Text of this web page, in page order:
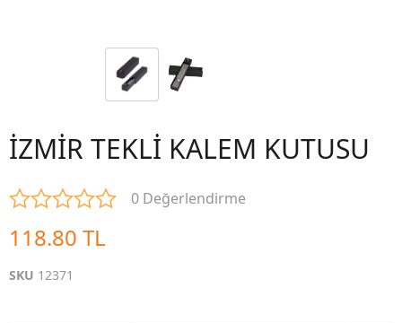
İZMİR TEKLİ KALEM KUTUSU
0 Değerlendirme
118.80 TL
SKU 12371